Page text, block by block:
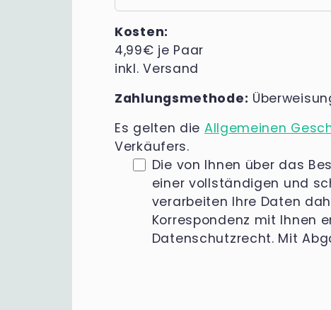
Kosten:
4,99€ je Paar
inkl. Versand
Zahlungsmethode:
Es gelten die Allgemeinen
Verkäufers.
Die von Ihnen über das
einer vollständigen und
verarbeiten Ihre Daten
Korrespondenz mit Ihnen
Datenschutzrecht. Mit